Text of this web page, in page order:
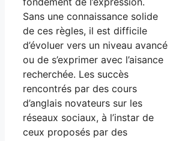
Sans une connaissance solide
de ces règles, il est difficile
d’évoluer vers un niveau avancé
ou de s’exprimer avec l’aisance
recherchée. Les succès
rencontrés par des cours
d’anglais novateurs sur les
réseaux sociaux, à l’instar de
ceux proposés par des